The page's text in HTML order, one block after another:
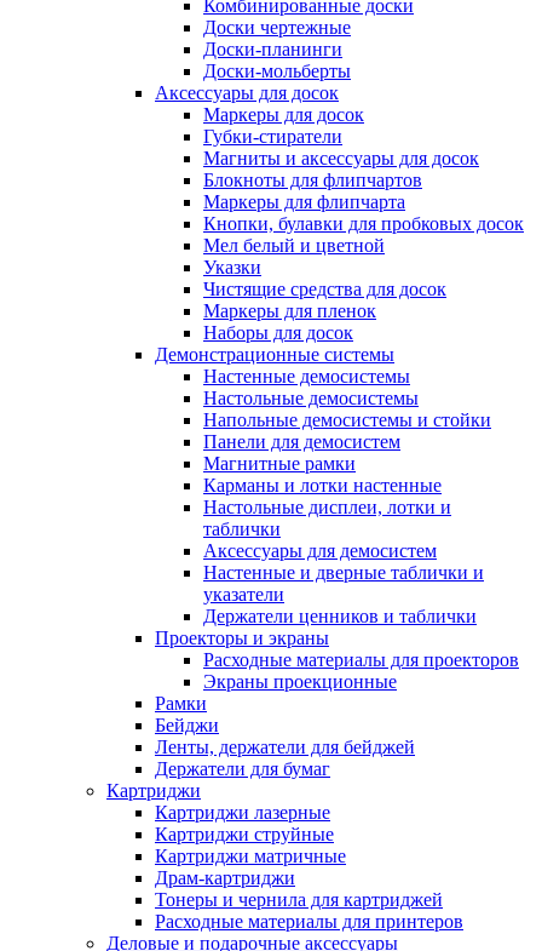
Комбинированные доски
Доски чертежные
Доски-планинги
Доски-мольберты
Аксессуары для досок
Маркеры для досок
Губки-стиратели
Магниты и аксессуары для досок
Блокноты для флипчартов
Маркеры для флипчарта
Кнопки, булавки для пробковых досок
Мел белый и цветной
Указки
Чистящие средства для досок
Маркеры для пленок
Наборы для досок
Демонстрационные системы
Настенные демосистемы
Настольные демосистемы
Напольные демосистемы и стойки
Панели для демосистем
Магнитные рамки
Карманы и лотки настенные
Настольные дисплеи, лотки и
таблички
Аксессуары для демосистем
Настенные и дверные таблички и
указатели
Держатели ценников и таблички
Проекторы и экраны
Расходные материалы для проекторов
Экраны проекционные
Рамки
Бейджи
Ленты, держатели для бейджей
Держатели для бумаг
Картриджи
Картриджи лазерные
Картриджи струйные
Картриджи матричные
Драм-картриджи
Тонеры и чернила для картриджей
Расходные материалы для принтеров
Деловые и подарочные аксессуары